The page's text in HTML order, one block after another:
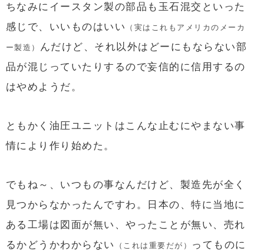
ちなみにイースタン製の部品も玉石混交といった
感じで、いいものはいい
（実はこれもアメリカのメーカ
ー製造）
んだけど、それ以外はどーにもならない部
品が混じっていたりするので妄信的に信用するの
はやめようだ。
ともかく油圧ユニットはこんな止むにやまない事
情により作り始めた。
でもね～、いつもの事なんだけど、製造先が全く
見つからなかったんですわ。日本の、特に当地に
ある工場は図面が無い、やったことが無い、売れ
るかどうかわからない
（これは重要だが）
ってものに